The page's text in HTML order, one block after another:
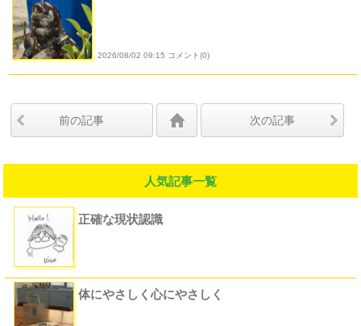
2026/08/02 09:15 コメント(0)
前の記事 次の記事
人気記事一覧
正確な現状認識
体にやさしく心にやさしく